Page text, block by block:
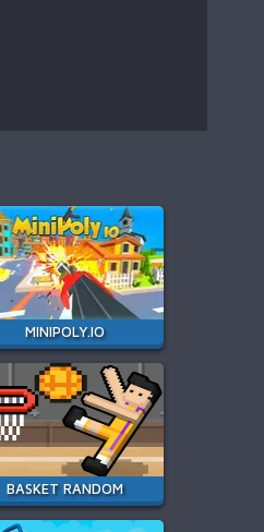
MINIPOLY.IO
BASKET RANDOM